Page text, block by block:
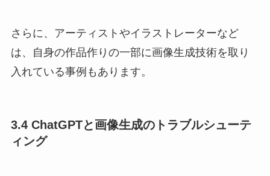
さらに、アーティストやイラストレーターなど
は、自身の作品作りの一部に画像生成技術を取り
入れている事例もあります。
3.4 ChatGPTと画像生成のトラブルシューテ
ィング